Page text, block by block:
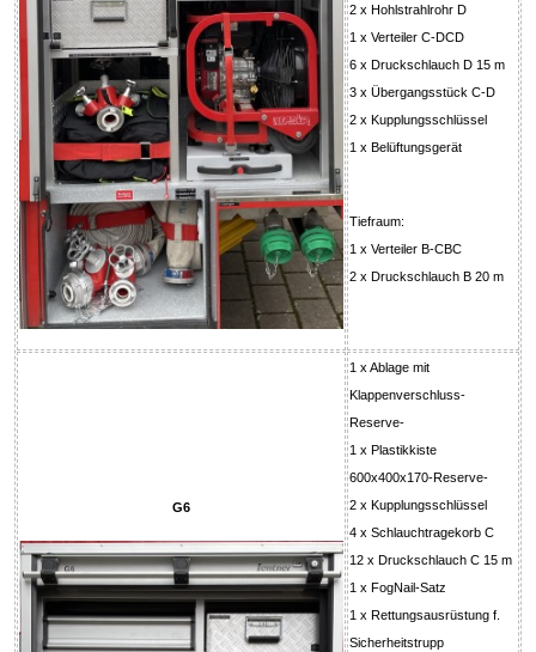
2 x Hohlstrahlrohr D
1 x Verteiler C-DCD
6 x Druckschlauch D 15 m
3 x Übergangsstück C-D
2 x Kupplungsschlüssel
1 x Belüftungsgerät
Tiefraum:
1 x Verteiler B-CBC
2 x Druckschlauch B 20 m
G6
1 x Ablage mit
Klappenverschluss-
Reserve-
1 x Plastikkiste
600x400x170-Reserve-
2 x Kupplungsschlüssel
4 x Schlauchtragekorb C
12 x Druckschlauch C 15 m
1 x FogNail-Satz
1 x Rettungsausrüstung f.
Sicherheitstrupp